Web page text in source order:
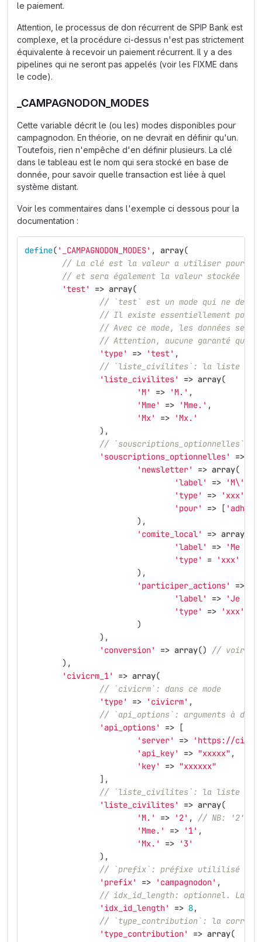
le paiement.
Attention, le processus de don récurrent de SPIP Bank est
complexe, et la procédure ci-dessus n'est pas strictement
équivalente à recevoir un paiement récurrent. Il y a des
pipelines qui ne seront pas appelés (voir les FIXME dans
le code).
_CAMPAGNODON_MODES
Cette variable décrit le (ou les) modes disponibles pour
campagnodon. En théorie, on ne devrait en définir qu'un.
Toutefois, rien n'empêche d'en définir plusieurs. La clé
dans le tableau est le nom qui sera stocké en base de
donnée, pour savoir quelle transaction est liée à quel
système distant.
Voir les commentaires dans l'exemple ci dessous pour la
documentation :
define( '_CAMPAGNODON_MODES' , array(
// La clé est la valeur a utiliser pour
// et sera également la valeur stockée en
'test'
=> array(
// `test` est un mode qui ne
// Il existe essentiellement pour
// Avec ce mode, les données
// Attention, aucune garanté que
'type'
=> 'test' ,
// `liste_civilites`: la liste des
'liste_civilites'
=> array(
'M'
=> 'M.' ,
'Mme'
=> 'Mme.' ,
'Mx'
=>
'Mx.'
),
// `souscriptions_optionnelles`
'souscriptions_optionnelles'
=>
'newsletter'
=> array(
'label'
=>
'type'
=> 'xxx'
'pour'
=> [
),
'comite_local'
=> array
'label'
=>
'Me
'type'
=
'xxx'
),
'participer_actions'
=>
'label'
=>
'Je
'type'
=>
'xxx'
)
),
'conversion'
=> array()
// voir
),
'civicrm_1'
=> array(
// `civicrm`: dans ce mode
'type'
=> 'civicrm' ,
// `api_options`: arguments à
'api_options'
=>
[
'server'
=>
'https://
'api_key'
=> "xxxxx" ,
'key'
=> "xxxxxx"
],
// `liste_civilites`: la liste des
'liste_civilites'
=> array(
'M.'
=> '2' ,
// NB: '2'
'Mme.'
=> '1' ,
'Mx.'
=>
'3'
),
// `prefix`: préfixe utililisé dans
'prefix'
=> 'campagnodon' ,
// idx_id_length: optionnel. La
'idx_id_length'
=> 8,
// `type_contribution`: la
'type_contribution'
=> array(